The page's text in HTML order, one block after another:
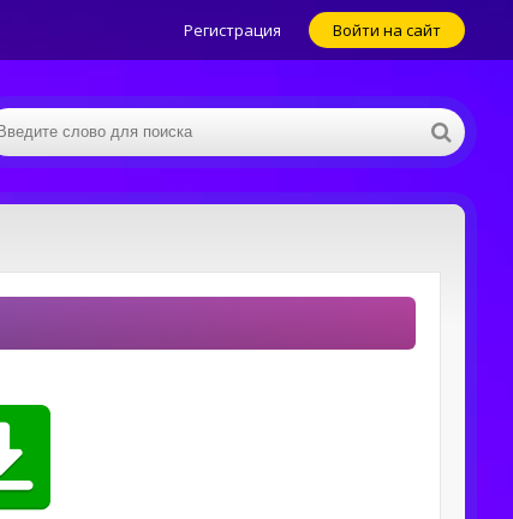
Регистрация Войти на сайт